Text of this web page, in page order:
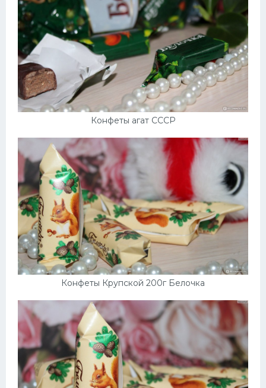
Конфеты агат СССР
Конфеты Крупской 200г Белочка